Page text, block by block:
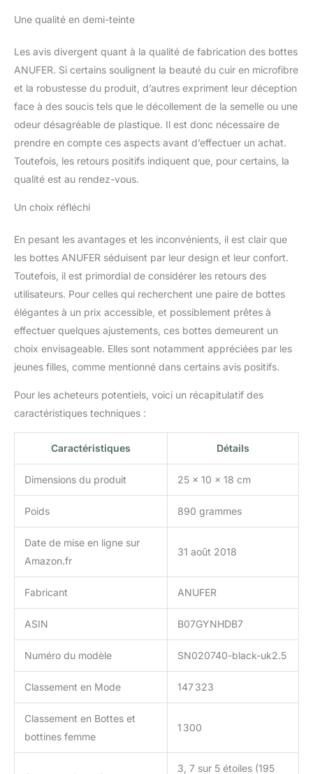
【Assortiable】--- Ces
bottes sont faciles à
assortir avec une variété
de tenues, ce qui en fait
un must pour toute
femme soucieuse de la
mode. Que vous vous
habilliez vers le haut ou
vers le bas, ces bottes
Une qualité en demi-teinte
Les avis divergent quant à la qualité de fabrication des bottes
ANUFER. Si certains soulignent la beauté du cuir en microfibre
et la robustesse du produit, d’autres expriment leur déception
face à des soucis tels que le décollement de la semelle ou une
odeur désagréable de plastique. Il est donc nécessaire de
prendre en compte ces aspects avant d’effectuer un achat.
Toutefois, les retours positifs indiquent que, pour certains, la
qualité est au rendez-vous.
Un choix réfléchi
En pesant les avantages et les inconvénients, il est clair que
les bottes ANUFER séduisent par leur design et leur confort.
Toutefois, il est primordial de considérer les retours des
utilisateurs. Pour celles qui recherchent une paire de bottes
élégantes à un prix accessible, et possiblement prêtes à
effectuer quelques ajustements, ces bottes demeurent un
choix envisageable. Elles sont notamment appréciées par les
jeunes filles, comme mentionné dans certains avis positifs.
Pour les acheteurs potentiels, voici un récapitulatif des
caractéristiques techniques :
Caractéristiques Détails
Dimensions du produit 25 x 10 x 18 cm
Poids 890 grammes
Date de mise en ligne sur
Amazon.fr
31 août 2018
Fabricant ANUFER
ASIN B07GYNHDB7
Numéro du modèle SN020740-black-uk2.5
Classement en Mode 147 323
Classement en Bottes et
bottines femme
1 300
3, 7 sur 5 étoiles (195